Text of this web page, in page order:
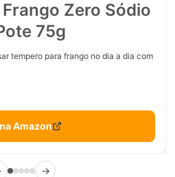
Zero Sódio
75g
tempero para frango no dia a dia com
Amazon
→